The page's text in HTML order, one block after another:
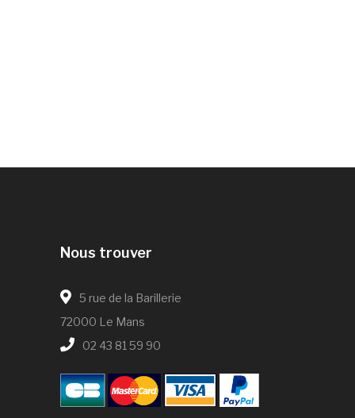
Nous trouver
5 rue de la Barillerie
72000 Le Mans
02 43 81 59 90